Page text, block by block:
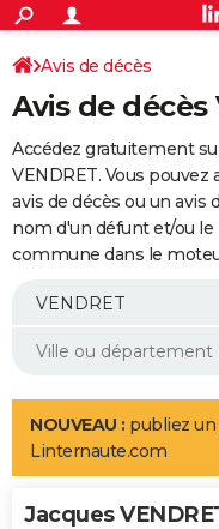
ACTUALITÉS
Politique
Société
Faits Divers
Education
Monde
Villes
+
SPORT
Coupe du monde 2026
Football
Tennis
Cyclisme
Rugby
Forum
Programme TV
TNT
Streaming
Cinéma
Sorties cinéma
Musique
+
FINANCE
Retraite
Epargne
Immobilier
Risques naturels par ville
Banque
Assurance
AUTO
Essais
Réserver un essai
Citadines
Berlines
SUV
Forum auto
+
Mobiles
Meilleur smartphone
Internet
Ordinateurs
Jeux vidéo
Guide high-tech
Aménagement intérieur
LIFESTYLE
Art de vivre
Bien-être
Loisirs
Mode
Modes de vie
Alimentation
Guide de la santé
Maladies
Médicaments
Sommeil
VOYAGE
Avis de décès
Avis de décès
Accédez gratuitement
VENDRET. Vous
avis de décès ou un avis
nom d'un défunt et/ou
commune dans le
NOUVEAU : publiez un
Linternaute.com
Jacques